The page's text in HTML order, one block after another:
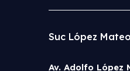
Suc López
Av. Adolfo López